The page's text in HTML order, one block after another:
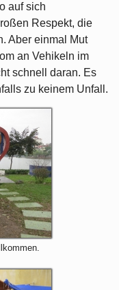
auf sich
Respekt, die
Aber einmal Mut
an Vehikeln im
schnell daran. Es
zu keinem Unfall.